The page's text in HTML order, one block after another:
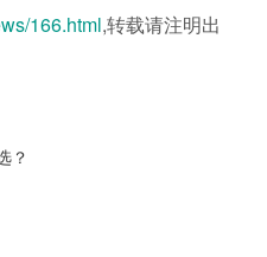
166.html,转载请注明出
？